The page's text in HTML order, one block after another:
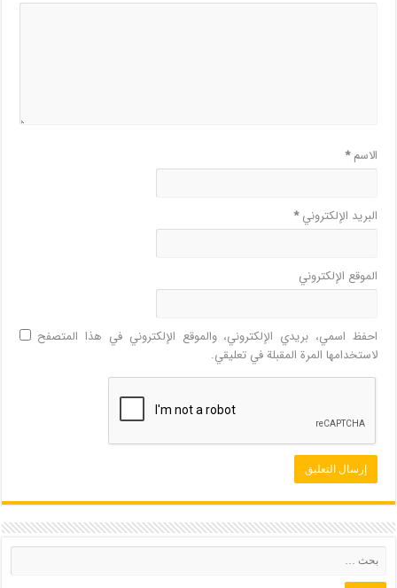
الاسم*
البريد الإلكتروني*
الموقع الإلكتروني
احفظ اسمي، بريدي الإلكتروني، والموقع الإلكتروني في هذا المتصفح
لاستخدامها المرة المقبلة في تعليقي.